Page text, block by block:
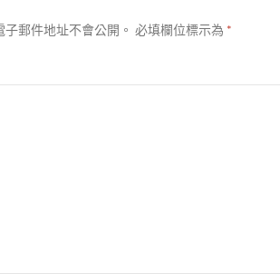
郵件地址不會公開。 必填欄位標示為 *